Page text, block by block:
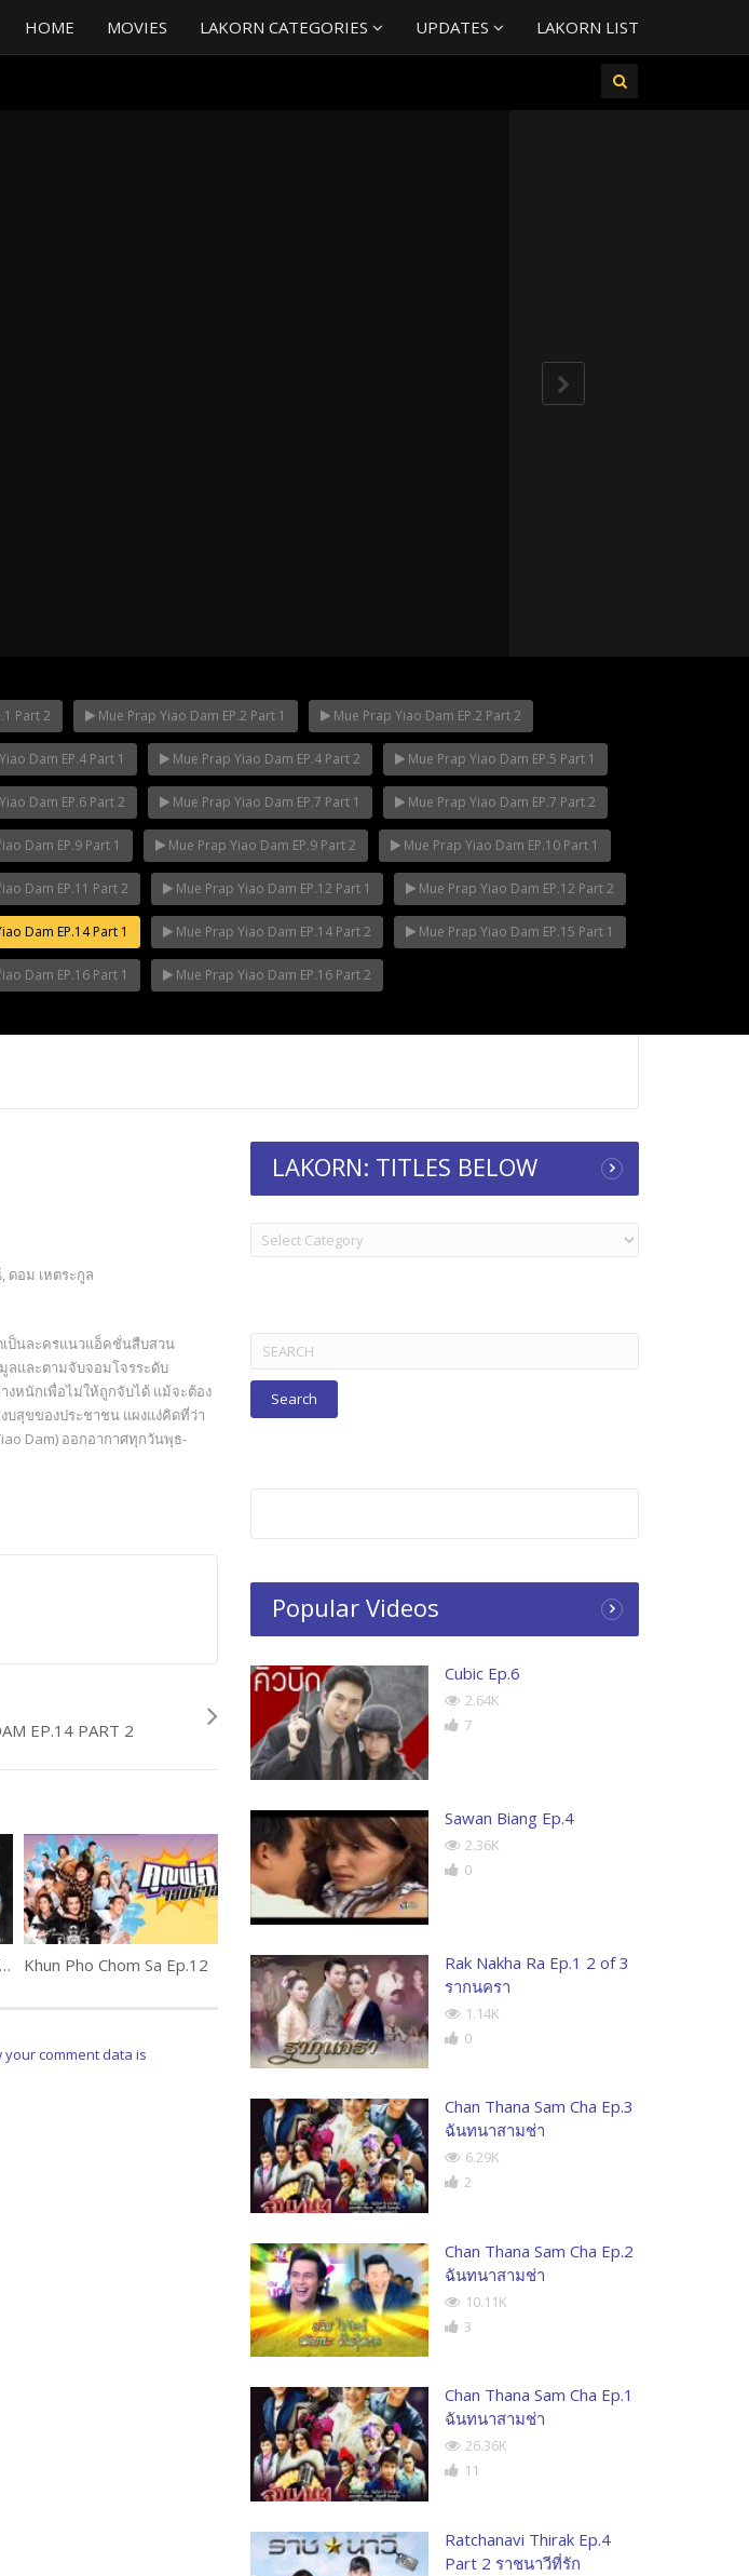
HOME MOVIES LAKORN CATEGORIES UPDATES LAKORN LIST
Ep.13 Mani Nakha Ep.12 Mani Nakha Ep.11
Part 2 Mue Prap Yiao Dam EP.2 Part 1 Mue Prap Yiao Dam EP.2 Part 2
Dam EP.4 Part 1 Mue Prap Yiao Dam EP.4 Part 2 Mue Prap Yiao Dam EP.5 Part 1
Dam EP.6 Part 2 Mue Prap Yiao Dam EP.7 Part 1 Mue Prap Yiao Dam EP.7 Part 2
Dam EP.9 Part 1 Mue Prap Yiao Dam EP.9 Part 2 Mue Prap Yiao Dam EP.10 Part 1
Dam EP.11 Part 2 Mue Prap Yiao Dam EP.12 Part 1 Mue Prap Yiao Dam EP.12 Part 2
Dam EP.14 Part 1 Mue Prap Yiao Dam EP.14 Part 2 Mue Prap Yiao Dam EP.15 Part 1
Dam EP.16 Part 1 Mue Prap Yiao Dam EP.16 Part 2
อม เหตระกูล
เป็นละครแนวแอ็คชั่นสืบสวน
ลและตามจับจอมโจรระดับ
หนักเพื่อไม่ให้ถูกจับได้ แม้จะต้อง
สุขของประชาชน แผงแง่คิดที่ว่า
Dam) ออกอากาศทุกวันพุธ-
EP.14 PART 2
Nang Cha Da Ep.15 (2 of 2) นางชฎา Khun Pho Chom Sa Ep.12
your comment data is
LAKORN: TITLES BELOW
LAKORN:
TITLES
Search
for:
Popular Videos
Cubic Ep.6
2.64K
7
Sawan Biang Ep.4
2.36K
0
Rak Nakha Ra Ep.1 2 of 3
รากนครา
1.14K
0
Chan Thana Sam Cha Ep.3
ฉันทนาสามช่า
6.29K
2
Chan Thana Sam Cha Ep.2
ฉันทนาสามช่า
10.11K
3
Chan Thana Sam Cha Ep.1
ฉันทนาสามช่า
26.36K
11
Ratchanavi Thirak Ep.4
Part 2 ราชนาวีที่รัก